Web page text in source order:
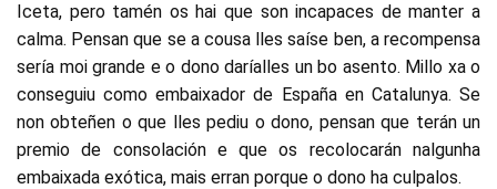
Iceta, pero tamén os hai que son incapaces de manter a
calma. Pensan que se a cousa lles saíse ben, a recompensa
sería moi grande e o dono daríalles un bo asento. Millo xa o
conseguiu como embaixador de España en Catalunya. Se
non obteñen o que lles pediu o dono, pensan que terán un
premio de consolación e que os recolocarán nalgunha
embaixada exótica, mais erran porque o dono ha culpalos.